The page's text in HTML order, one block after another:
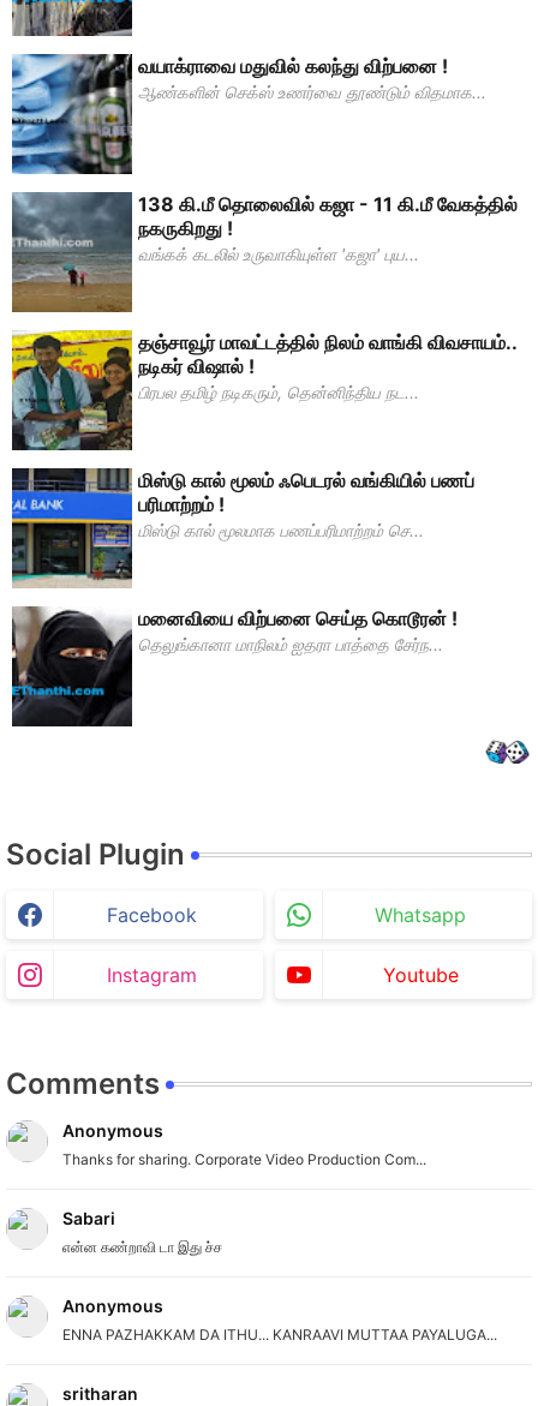
வயாக்ராவை மதுவில் கலந்து விற்பனை !
ஆண்களின் செக்ஸ் உணர்வை தூண்டும் விதமாக...
138 கி.மீ தொலைவில் கஜா - 11 கி.மீ வேகத்தில்
நகருகிறது !
வங்கக் கடலில் உருவாகியுள்ள 'கஜா' புய...
தஞ்சாவூர் மாவட்டத்தில் நிலம் வாங்கி விவசாயம்..
நடிகர் விஷால் !
பிரபல தமிழ் நடிகரும், தென்னிந்திய நட...
மிஸ்டு கால் மூலம் ஃபெடரல் வங்கியில் பணப்
பரிமாற்றம் !
மிஸ்டு கால் மூலமாக பணப்பரிமாற்றம் செ...
மனைவியை விற்பனை செய்த கொடூரன் !
தெலுங்கானா மாநிலம் ஐதரா பாத்தை சேர்ந...
Social Plugin
Facebook Whatsapp
Instagram Youtube
Comments
Anonymous
Thanks for sharing. Corporate Video Production Com...
Sabari
என்ன கண்றாவி டா இது ச்ச
Anonymous
ENNA PAZHAKKAM DA ITHU... KANRAAVI MUTTAA PAYALUGA...
sritharan